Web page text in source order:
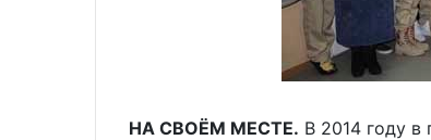
НА СВОЁМ МЕСТЕ. В 2014 году в